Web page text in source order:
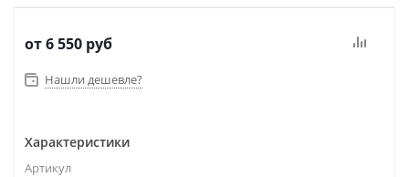
от6 550 руб
Нашли дешевле?
Характеристики
Артикул